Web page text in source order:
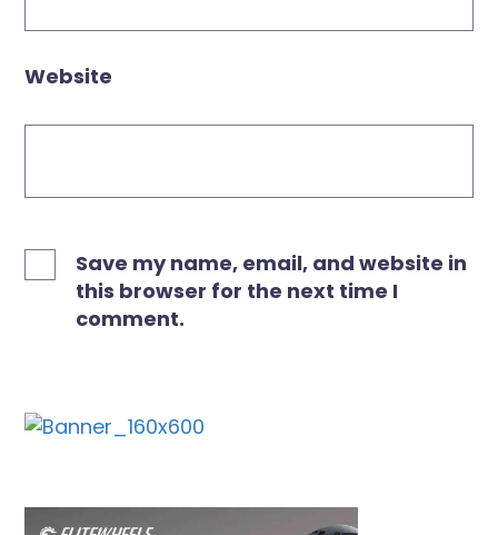
Website
Save my name, email, and website in
this browser for the next time I
comment.